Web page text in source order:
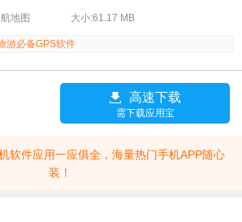
地图 大小:61.17 MB
游必备GPS软件
高速下载
需下载应用宝
软件应用一应俱全，海量热门手机APP随心
装！